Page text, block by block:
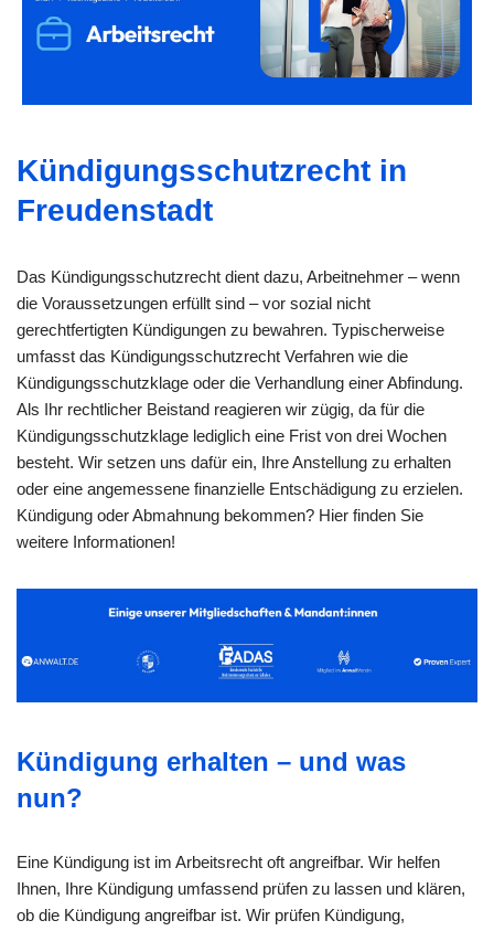
Kündigungsschutzrecht in
Freudenstadt
Das Kündigungsschutzrecht dient dazu, Arbeitnehmer – wenn
die Voraussetzungen erfüllt sind – vor sozial nicht
gerechtfertigten Kündigungen zu bewahren. Typischerweise
umfasst das Kündigungsschutzrecht Verfahren wie die
Kündigungsschutzklage oder die Verhandlung einer Abfindung.
Als Ihr rechtlicher Beistand reagieren wir zügig, da für die
Kündigungsschutzklage lediglich eine Frist von drei Wochen
besteht. Wir setzen uns dafür ein, Ihre Anstellung zu erhalten
oder eine angemessene finanzielle Entschädigung zu erzielen.
Kündigung oder Abmahnung bekommen? Hier finden Sie
weitere Informationen!
Kündigung erhalten – und was
nun?
Eine Kündigung ist im Arbeitsrecht oft angreifbar. Wir helfen
Ihnen, Ihre Kündigung umfassend prüfen zu lassen und klären,
ob die Kündigung angreifbar ist. Wir prüfen Kündigung,